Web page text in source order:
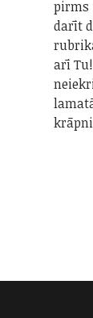
pirms
darīt
arī Tu!